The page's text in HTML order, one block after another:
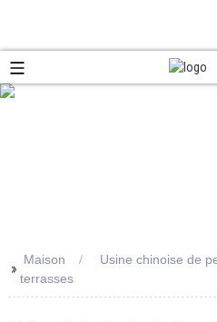
>> Maison
Usine chinoise de
terrasses